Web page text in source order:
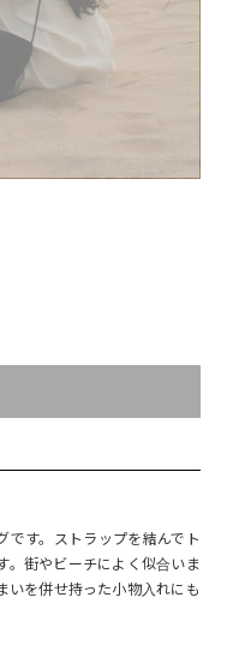
です。ストラップを結んでト
。街やビーチによく似合いま
いを併せ持った小物入れにも